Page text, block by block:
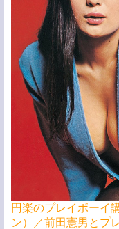
円楽のプレイボーイ
ン）／前田憲男とプ